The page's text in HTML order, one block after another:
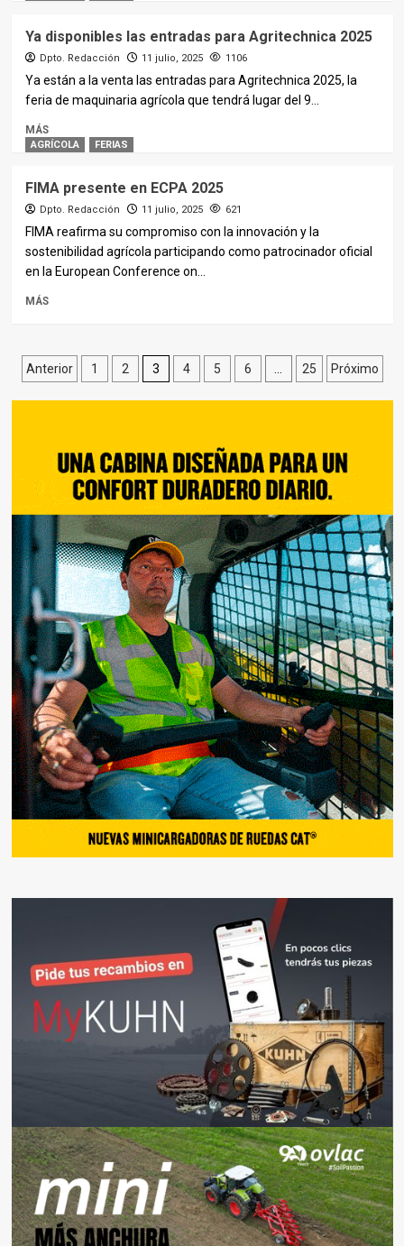
Ya disponibles las entradas para Agritechnica 2025
Dpto. Redacción 11 julio, 2025 1106
Ya están a la venta las entradas para Agritechnica 2025, la
feria de maquinaria agrícola que tendrá lugar del 9...
MÁS
AGRÍCOLA FERIAS
FIMA presente en ECPA 2025
Dpto. Redacción 11 julio, 2025 621
FIMA reafirma su compromiso con la innovación y la
sostenibilidad agrícola participando como patrocinador oficial
en la European Conference on...
MÁS
Paginación
de
Anterior 1 2 3 4 5 6 25 Próximo